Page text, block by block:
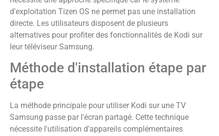
d'exploitation Tizen OS ne permet pas une installation
directe. Les utilisateurs disposent de plusieurs
alternatives pour profiter des fonctionnalités de Kodi sur
leur téléviseur Samsung.
Méthode d'installation étape par
étape
La méthode principale pour utiliser Kodi sur une TV
Samsung passe par l'écran partagé. Cette technique
nécessite l'utilisation d'appareils complémentaires